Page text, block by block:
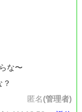
な〜
匿名(管理者)